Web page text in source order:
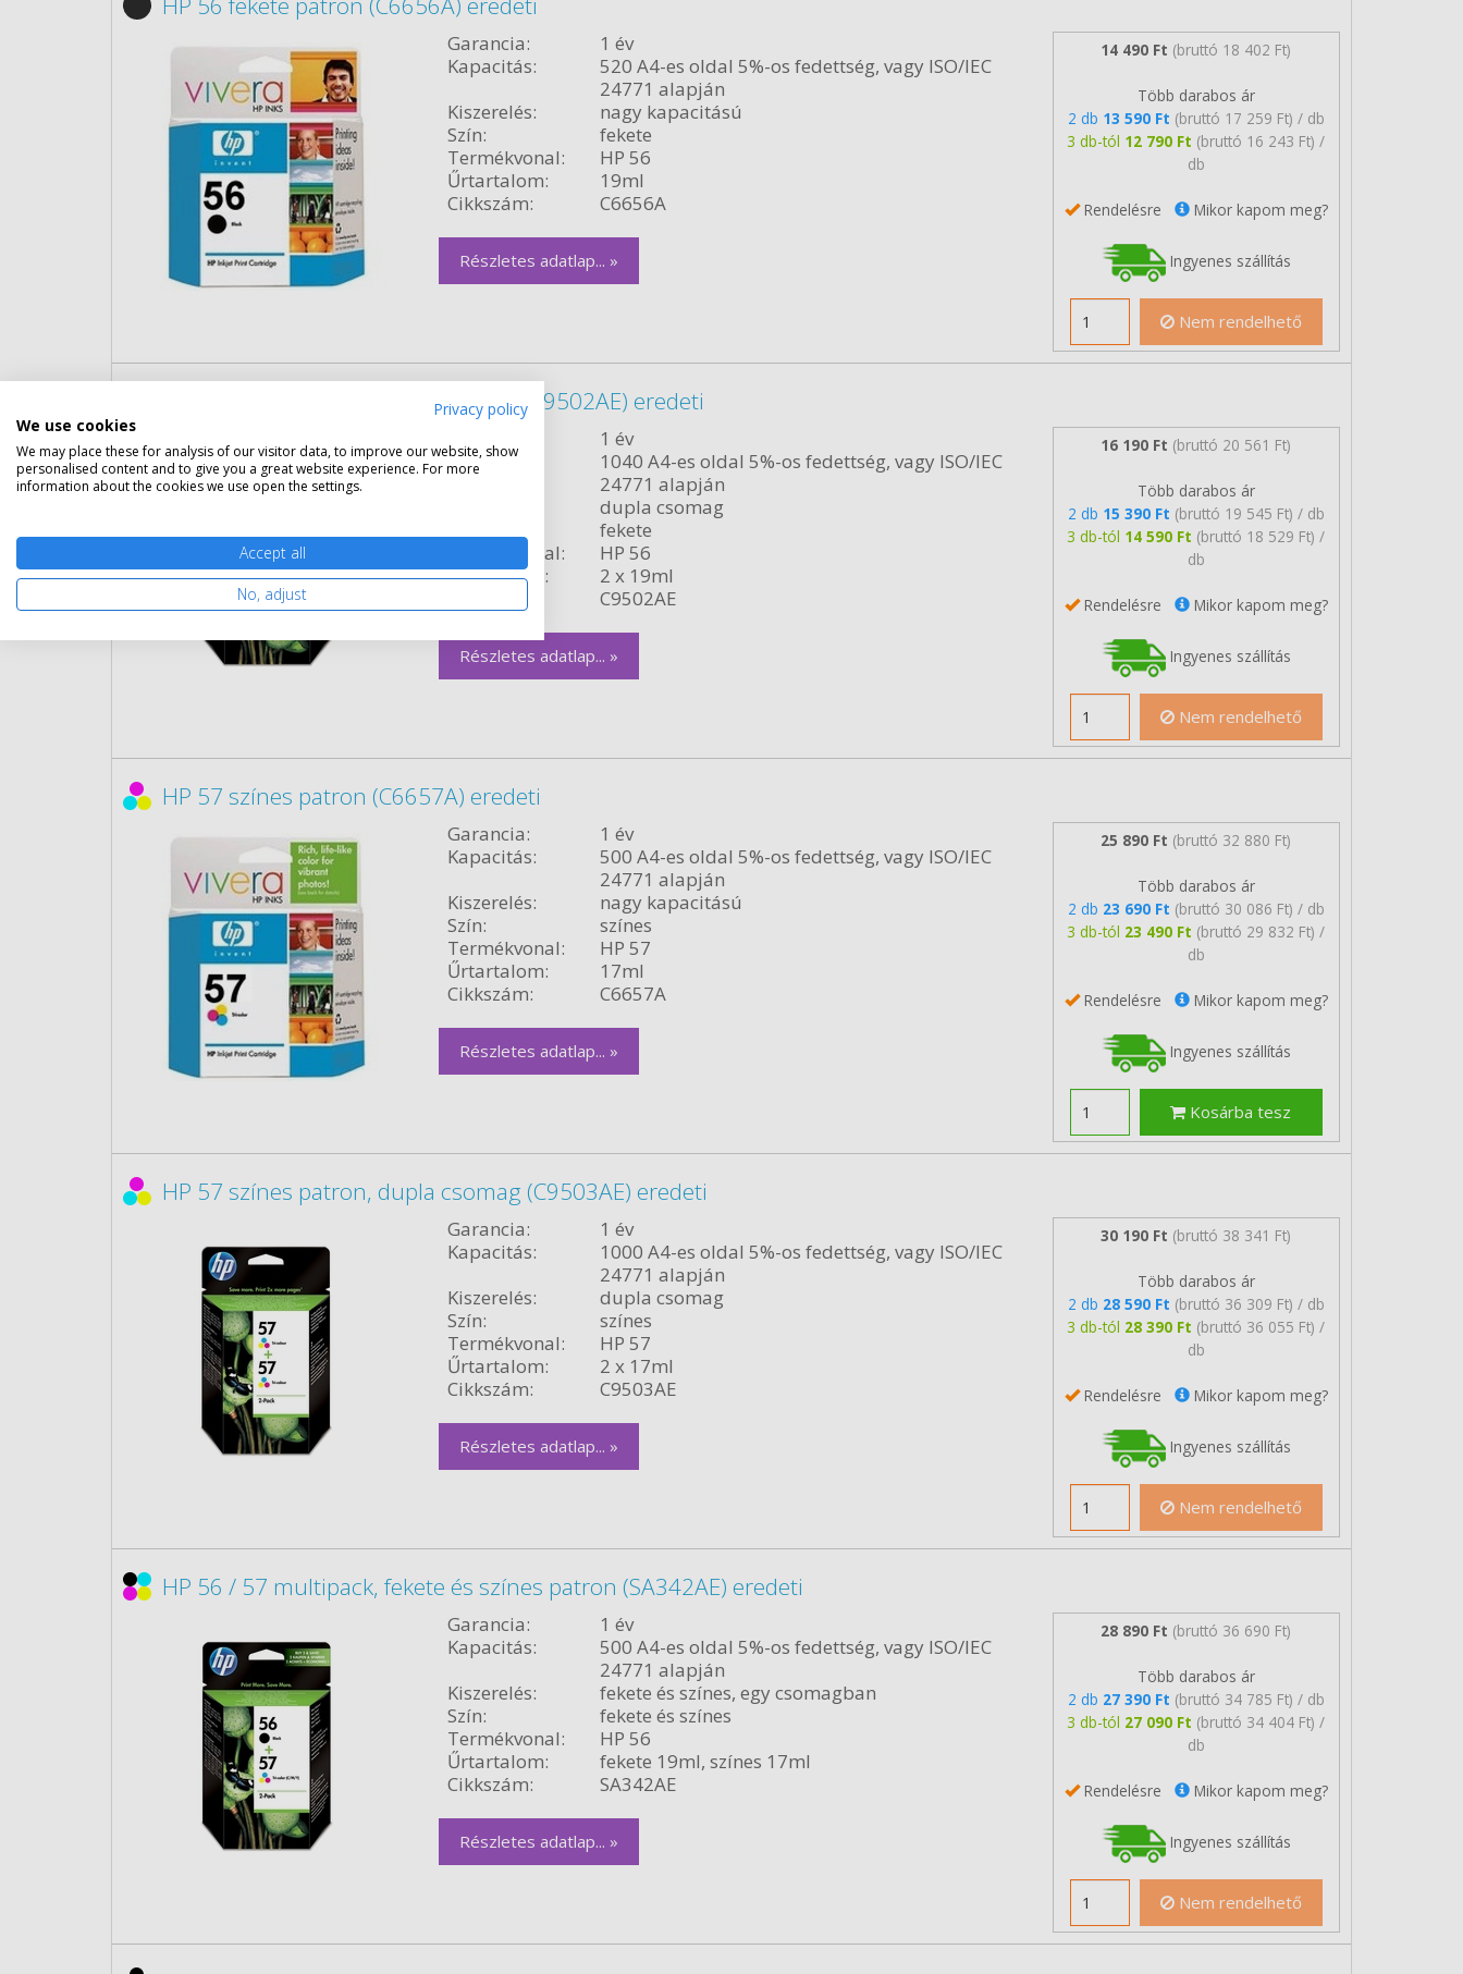
Garancia:
1 év
Kapacitás:
520 A4-es oldal 5%-os fedettség, vagy ISO/IEC
24771 alapján
Kiszerelés:
nagy kapacitású
Szín:
fekete
Termékvonal:
HP 56
Űrtartalom:
19ml
Cikkszám:
C6656A
Részletes adatlap... »
14 490 Ft (bruttó 18 402 Ft)
Több darabos ár
2 db 13 590 Ft (bruttó 17 259 Ft) / db
3 db-tól 12 790 Ft (bruttó 16 243 Ft) /
db
Rendelésre Mikor kapom meg?
Ingyenes szállítás
Nem rendelhető
HP 56 fekete patron, dupla csomag (C9502AE) eredeti
1 év
Kapacitás:
1040 A4-es oldal 5%-os fedettség, vagy ISO/IEC
24771 alapján
dupla csomag
fekete
Termékvonal:
HP 56
Űrtartalom:
2 x 19ml
C9502AE
Részletes adatlap... »
16 190 Ft (bruttó 20 561 Ft)
Több darabos ár
2 db 15 390 Ft (bruttó 19 545 Ft) / db
3 db-tól 14 590 Ft (bruttó 18 529 Ft) /
db
Rendelésre Mikor kapom meg?
Ingyenes szállítás
Nem rendelhető
HP 57 színes patron (C6657A) eredeti
Garancia:
1 év
Kapacitás:
500 A4-es oldal 5%-os fedettség, vagy ISO/IEC
24771 alapján
Kiszerelés:
nagy kapacitású
Szín:
színes
Termékvonal:
HP 57
Űrtartalom:
17ml
Cikkszám:
C6657A
Részletes adatlap... »
25 890 Ft (bruttó 32 880 Ft)
Több darabos ár
2 db 23 690 Ft (bruttó 30 086 Ft) / db
3 db-tól 23 490 Ft (bruttó 29 832 Ft) /
db
Rendelésre Mikor kapom meg?
Ingyenes szállítás
Kosárba tesz
HP 57 színes patron, dupla csomag (C9503AE) eredeti
Garancia:
1 év
Kapacitás:
1000 A4-es oldal 5%-os fedettség, vagy ISO/IEC
24771 alapján
Kiszerelés:
dupla csomag
Szín:
színes
Termékvonal:
HP 57
Űrtartalom:
2 x 17ml
Cikkszám:
C9503AE
Részletes adatlap... »
30 190 Ft (bruttó 38 341 Ft)
Több darabos ár
2 db 28 590 Ft (bruttó 36 309 Ft) / db
3 db-tól 28 390 Ft (bruttó 36 055 Ft) /
db
Rendelésre Mikor kapom meg?
Ingyenes szállítás
Nem rendelhető
HP 56 / 57 multipack, fekete és színes patron (SA342AE) eredeti
Garancia:
1 év
Kapacitás:
500 A4-es oldal 5%-os fedettség, vagy ISO/IEC
24771 alapján
Kiszerelés:
fekete és színes, egy csomagban
Szín:
fekete és színes
Termékvonal:
HP 56
Űrtartalom:
fekete 19ml, színes 17ml
Cikkszám:
SA342AE
Részletes adatlap... »
28 890 Ft (bruttó 36 690 Ft)
Több darabos ár
2 db 27 390 Ft (bruttó 34 785 Ft) / db
3 db-tól 27 090 Ft (bruttó 34 404 Ft) /
db
Rendelésre Mikor kapom meg?
Ingyenes szállítás
Nem rendelhető
Privacy policy
We use cookies
We may place these for analysis of our visitor data, to improve our website, show
personalised content and to give you a great website experience. For more
information about the cookies we use open the settings.
Accept all
No, adjust